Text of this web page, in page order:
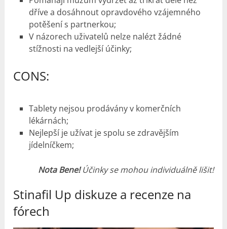
dříve a dosáhnout opravdového vzájemného
potěšení s partnerkou;
V názorech uživatelů nelze nalézt žádné
stížnosti na vedlejší účinky;
CONS:
Tablety nejsou prodávány v komerčních
lékárnách;
Nejlepší je užívat je spolu se zdravějším
jídelníčkem;
Nota Bene!Účinky se mohou individuálně lišit!
Stinafil Up diskuze a recenze na
fórech